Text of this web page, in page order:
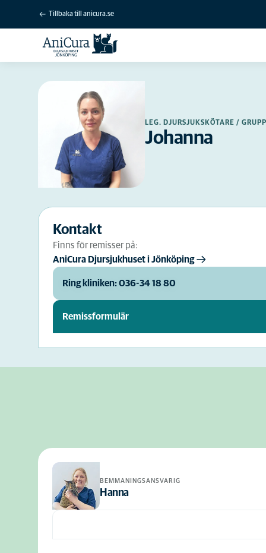
Tillbaka till anicura.se
LEG. DJURSJUKSKÖTARE /
Johanna
Kontakt
Finns för remisser på:
AniCura Djursjukhuset i Jönköping
Ring kliniken: 036-34 18 80
Remissformulär
BEMMANINGSANSVARIG
Hanna